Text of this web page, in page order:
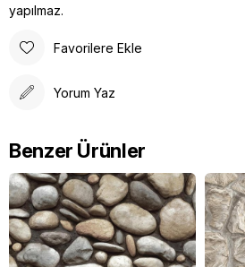
yapılmaz.
Favorilere Ekle
Yorum Yaz
Benzer Ürünler